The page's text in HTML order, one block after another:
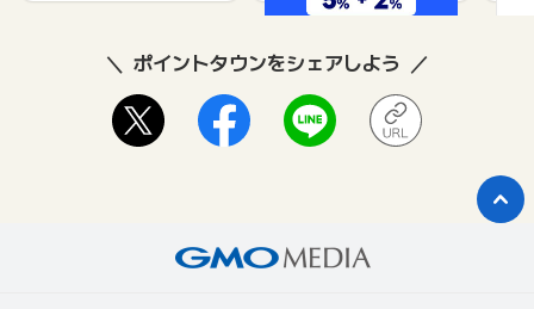
ポイントタウンをシェアしよう